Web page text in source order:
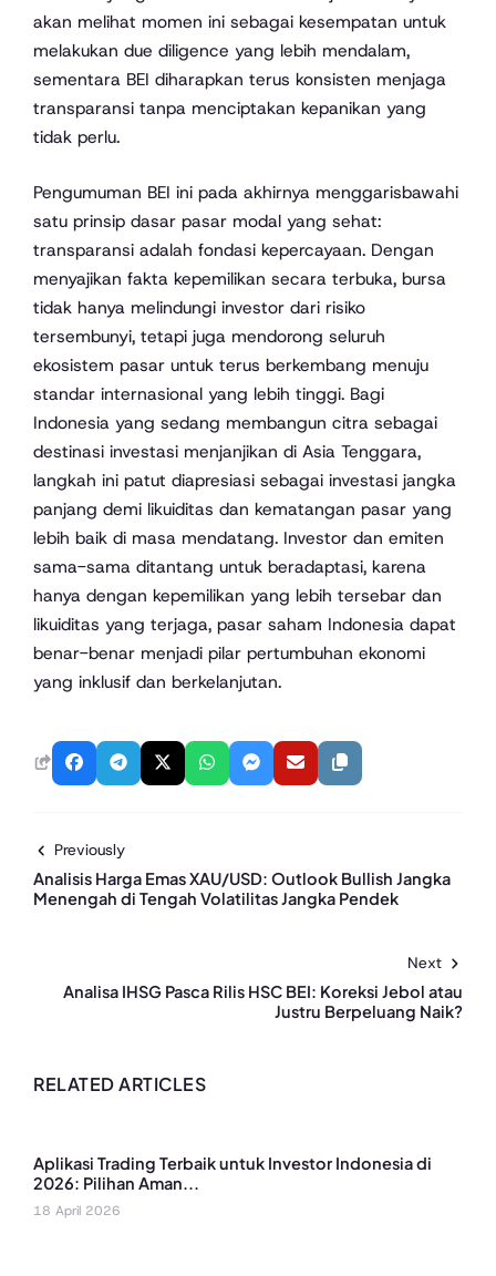
akan melihat momen ini sebagai kesempatan untuk
melakukan due diligence yang lebih mendalam,
sementara BEI diharapkan terus konsisten menjaga
transparansi tanpa menciptakan kepanikan yang
tidak perlu.
Pengumuman BEI ini pada akhirnya menggarisbawahi
satu prinsip dasar pasar modal yang sehat:
transparansi adalah fondasi kepercayaan. Dengan
menyajikan fakta kepemilikan secara terbuka, bursa
tidak hanya melindungi investor dari risiko
tersembunyi, tetapi juga mendorong seluruh
ekosistem pasar untuk terus berkembang menuju
standar internasional yang lebih tinggi. Bagi
Indonesia yang sedang membangun citra sebagai
destinasi investasi menjanjikan di Asia Tenggara,
langkah ini patut diapresiasi sebagai investasi jangka
panjang demi likuiditas dan kematangan pasar yang
lebih baik di masa mendatang. Investor dan emiten
sama-sama ditantang untuk beradaptasi, karena
hanya dengan kepemilikan yang lebih tersebar dan
likuiditas yang terjaga, pasar saham Indonesia dapat
benar-benar menjadi pilar pertumbuhan ekonomi
yang inklusif dan berkelanjutan.
Previously
Analisis Harga Emas XAU/USD: Outlook Bullish Jangka
Menengah di Tengah Volatilitas Jangka Pendek
Next
Analisa IHSG Pasca Rilis HSC BEI: Koreksi Jebol atau
Justru Berpeluang Naik?
RELATED ARTICLES
Aplikasi Trading Terbaik untuk Investor Indonesia di
2026: Pilihan Aman...
18 April 2026